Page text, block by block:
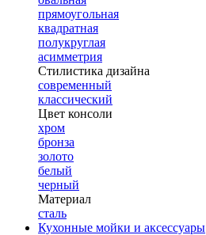
прямоугольная
квадратная
полукруглая
асимметрия
Стилистика дизайна
современный
классический
Цвет консоли
хром
бронза
золото
белый
черный
Материал
сталь
Кухонные мойки и аксессуары